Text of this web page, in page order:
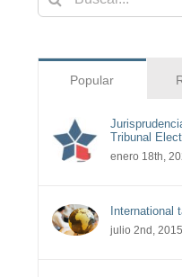
Popular
Tribunal
enero 18th,
International
julio 2nd, 2015